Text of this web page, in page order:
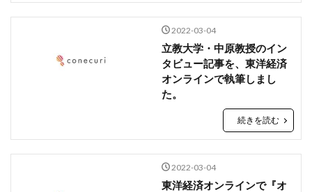
2022-03-04
立教大学・中原教授のイン
タビュー記事を、東洋経済
オンラインで執筆しまし
た。
続きを読む
2022-03-04
東洋経済オンラインで『オ